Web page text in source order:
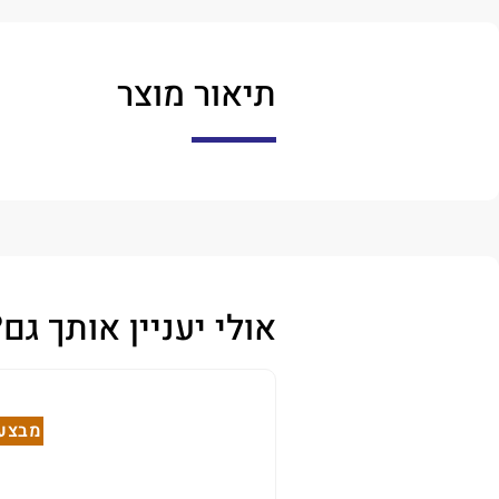
תיאור מוצר
אולי יעניין אותך